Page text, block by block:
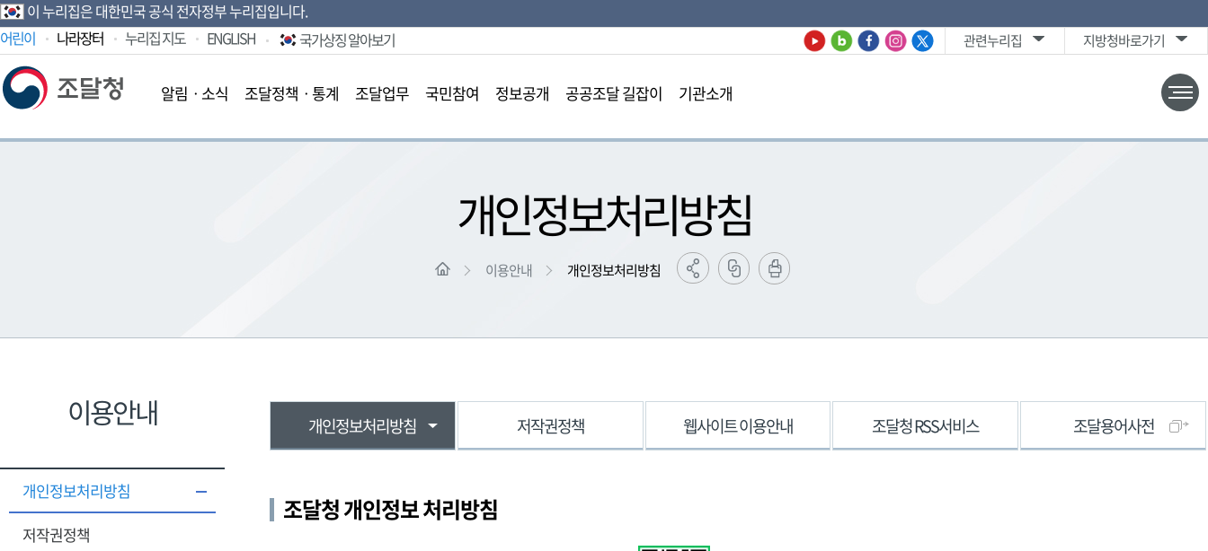
이 누리집은 대한민국 공식 전자정부 누리집입니다.
어린이
나라장터 누리집 지도 ENGLISH 국가상징 알아보기 관련누리집 지방청바로가기
알림ㆍ소식 조달정책ㆍ통계 조달업무 국민참여 정보공개 공공조달 길잡이 기관소개
개인정보처리방침
이용안내 개인정보처리방침
이용안내
개인정보처리방침
저작권정책
개인정보처리방침 저작권정책 웹사이트 이용안내 조달청 RSS서비스 조달용어사전
조달청 개인정보 처리방침